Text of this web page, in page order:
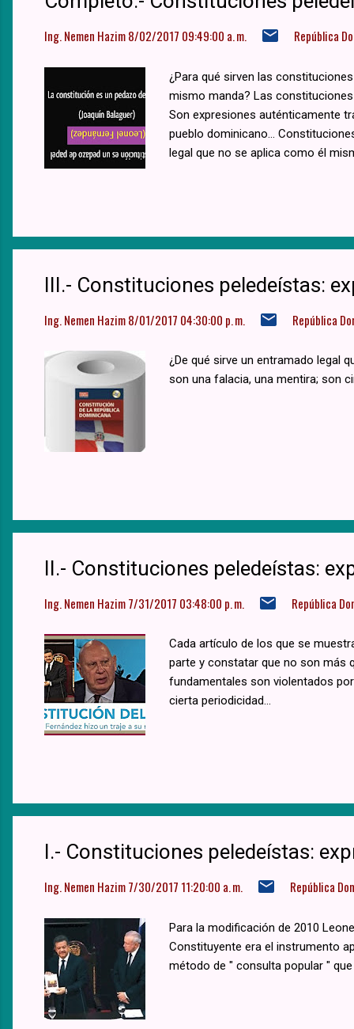
Ing. Nemen Hazim8/02/2017 09:49:00 a. m. República
¿Para qué sirven las
mismo manda? Las
Son expresiones auténticamente
pueblo dominicano...
legal que no se aplica como él
III.- Constituciones peledeístas:
Ing. Nemen Hazim8/01/2017 04:30:00 p. m. República
¿De qué sirve un entramado legal
son una falacia, una mentira; son
II.- Constituciones peledeístas:
Ing. Nemen Hazim7/31/2017 03:48:00 p. m. República
Cada artículo de los que se
parte y constatar que no son más
fundamentales son violentados
cierta periodicidad...
I.- Constituciones peledeístas:
Ing. Nemen Hazim7/30/2017 11:20:00 a. m. República
Para la modificación de 2010
Constituyente era el instrumento
método de " consulta popular "